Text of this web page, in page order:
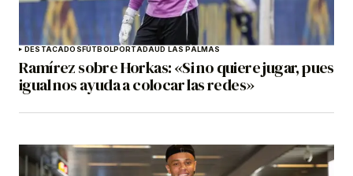
DESTACADOSFÚTBOLPORTADAUD LAS PALMAS
Ramírez sobre Horkas: «Si no quiere jugar, pues
igual nos ayuda a colocar las redes»